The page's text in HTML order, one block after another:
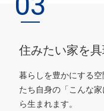
住みたい家を
暮らしを豊かにする
たち自身の 「こんな
ら生まれます。